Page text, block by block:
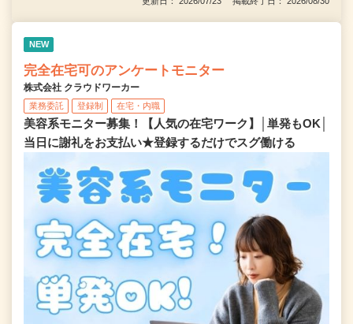
NEW
完全在宅可のアンケートモニター
株式会社 クラウドワーカー
業務委託 登録制 在宅・内職
美容系モニター募集！【人気の在宅ワーク】│単発もOK│
当日に謝礼をお支払い★登録するだけでスグ働ける